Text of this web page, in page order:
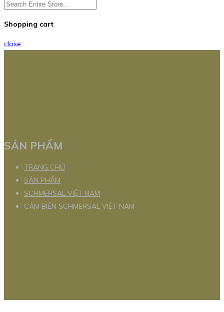
Shopping cart
close
SẢN PHẨM
TRANG CHỦ
SẢN PHẨM
SCHMERSAL VIỆT NAM
CẢM BIẾN SCHMERSAL VIỆT NAM